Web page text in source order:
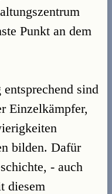
Punkt an dem
sind
Einzelkämpfer,
bilden. Dafür
- auch
diesem